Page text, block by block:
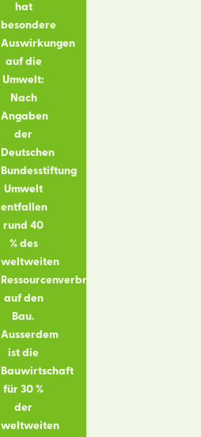
hat
besondere
Auswirkungen
auf die
Umwelt:
Nach
Angaben
der
Deutschen
Bundesstiftung
Umwelt
entfallen
rund 40
% des
weltweiten
Ressourcenverbrauchs
auf den
Bau.
Ausserdem
ist die
Bauwirtschaft
für 30 %
der
weltweiten